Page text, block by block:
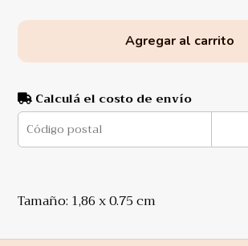
Agregar al carrito
Calculá el costo de envío
Tamaño: 1,86 x 0.75 cm